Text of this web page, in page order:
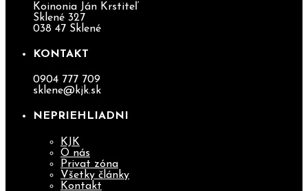
Koinonia Ján Krstiteľ
Sklené 327
038 47 Sklené
KONTAKT
0904 777 709
sklene@kjk.sk
NEPRIEHLIADNI
KJK
O nás
Privat zóna
Všetky články
Kontakt